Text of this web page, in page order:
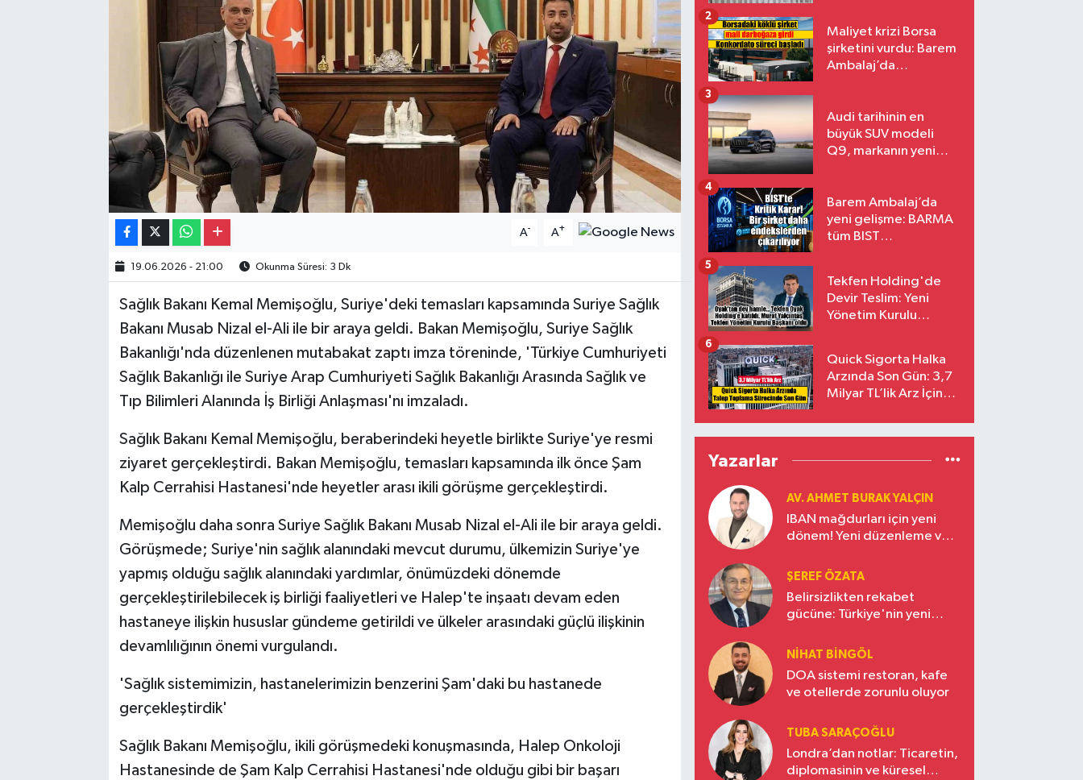
A- A+
19.06.2026 - 21:00 Okunma Süresi: 3 Dk
Sağlık Bakanı Kemal Memişoğlu, Suriye'deki temasları kapsamında Suriye Sağlık
Bakanı Musab Nizal el-Ali ile bir araya geldi. Bakan Memişoğlu, Suriye Sağlık
Bakanlığı'nda düzenlenen mutabakat zaptı imza töreninde, 'Türkiye Cumhuriyeti
Sağlık Bakanlığı ile Suriye Arap Cumhuriyeti Sağlık Bakanlığı Arasında Sağlık ve
Tıp Bilimleri Alanında İş Birliği Anlaşması'nı imzaladı.
Sağlık Bakanı Kemal Memişoğlu, beraberindeki heyetle birlikte Suriye'ye resmi
ziyaret gerçekleştirdi. Bakan Memişoğlu, temasları kapsamında ilk önce Şam
Kalp Cerrahisi Hastanesi'nde heyetler arası ikili görüşme gerçekleştirdi.
Memişoğlu daha sonra Suriye Sağlık Bakanı Musab Nizal el-Ali ile bir araya geldi.
Görüşmede; Suriye'nin sağlık alanındaki mevcut durumu, ülkemizin Suriye'ye
yapmış olduğu sağlık alanındaki yardımlar, önümüzdeki dönemde
gerçekleştirilebilecek iş birliği faaliyetleri ve Halep'te inşaatı devam eden
hastaneye ilişkin hususlar gündeme getirildi ve ülkeler arasındaki güçlü ilişkinin
devamlılığının önemi vurgulandı.
'Sağlık sistemimizin, hastanelerimizin benzerini Şam'daki bu hastanede
gerçekleştirdik'
Sağlık Bakanı Memişoğlu, ikili görüşmedeki konuşmasında, Halep Onkoloji
Hastanesinde de Şam Kalp Cerrahisi Hastanesi'nde olduğu gibi bir başarı
Maliyet krizi Borsa
şirketini vurdu: Barem
Ambalaj’da
2
Audi tarihinin en
büyük SUV modeli
Q9, markanın yeni
3
Barem Ambalaj’da
yeni gelişme: BARMA
tüm BIST
4
Tekfen Holding'de
Devir Teslim: Yeni
Yönetim Kurulu
5
Quick Sigorta Halka
Arzında Son Gün: 3,7
Milyar TL’lik Arz İçin
Eriyor
6
Yazarlar
AV. AHMET BURAK YALÇIN
IBAN mağdurları için yeni
dönem! Yeni düzenleme ve
ŞEREF ÖZATA
Belirsizlikten rekabet
gücüne: Türkiye'nin yeni
NIHAT BINGÖL
DOA sistemi restoran, kafe
ve otellerde zorunlu oluyor
TUBA SARAÇOĞLU
Londra’dan notlar: Ticaretin,
diplomasinin ve küresel